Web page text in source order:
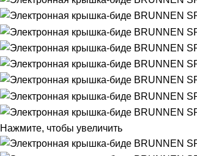
Нажмите, чтобы увеличить